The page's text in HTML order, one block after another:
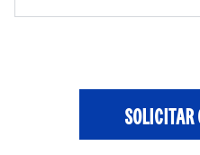
SOLICITAR